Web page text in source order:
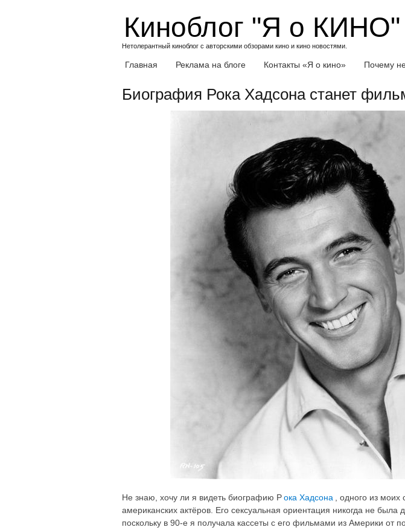
Киноблог "Я о КИНО"
Нетолерантный киноблог с авторскими обзорами кино и кино новостями.
Главная Реклама на блоге Контакты «Я о кино» Почему
Биография Рока Хадсона станет
Не знаю, хочу ли я видеть биографию Рока Хадсона
, одного из
американских актёров. Его сексуальная ориентация никогда не была
поскольку в 90-е я получала кассеты с его фильмами из Америки от